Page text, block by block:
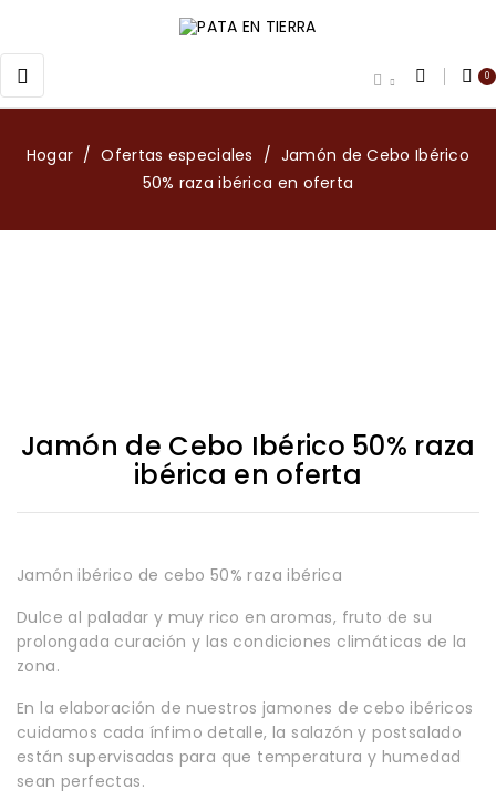
Navegación
de
palanca
☰ 0
Hogar Ofertas especiales
Jamón de Cebo Ibérico
50% raza ibérica en oferta
Jamón de Cebo Ibérico 50% raza
ibérica en oferta
Jamón ibérico de cebo 50% raza ibérica
Dulce al paladar y muy rico en aromas, fruto de su
prolongada curación y las condiciones climáticas de la
zona.
En la elaboración de nuestros jamones de cebo ibéricos
cuidamos cada ínfimo detalle, la salazón y postsalado
están supervisadas para que temperatura y humedad
sean perfectas.